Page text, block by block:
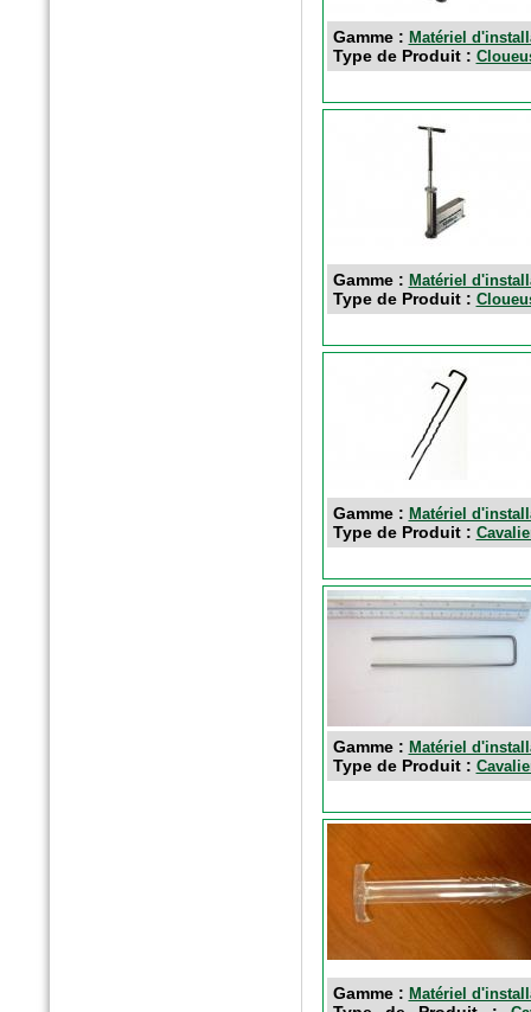
Gamme : Matériel
Type de Produit :
Gamme : Matériel
Type de Produit :
Gamme : Matériel
Type de Produit :
Gamme : Matériel
Type de Produit :
Gamme : Matériel